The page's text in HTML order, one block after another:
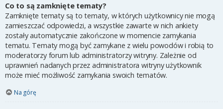
Co to są zamknięte tematy?
Zamknięte tematy są to tematy, w których użytkownicy nie mogą
zamieszczać odpowiedzi, a wszystkie zawarte w nich ankiety
zostały automatycznie zakończone w momencie zamykania
tematu. Tematy mogą być zamykane z wielu powodów i robią to
moderatorzy forum lub administratorzy witryny. Zależnie od
uprawnień nadanych przez administratora witryny użytkownik
może mieć możliwość zamykania swoich tematów.
Na górę